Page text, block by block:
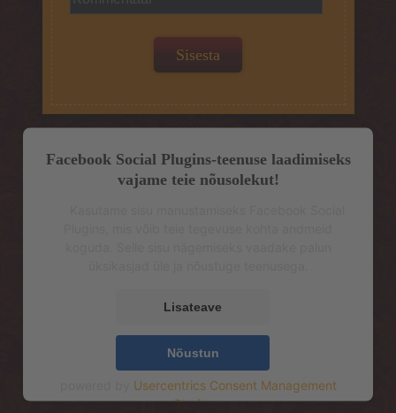
Facebook Social Plugins-teenuse laadimiseks
vajame teie nõusolekut!
Lisateave
Nõustun
Usercentrics Consent Management
Platform